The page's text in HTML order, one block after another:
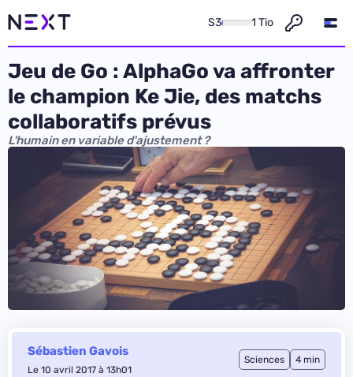
S3 1 Tio
Jeu de Go : AlphaGo va affronter
le champion Ke Jie, des matchs
collaboratifs prévus
L'humain en variable d'ajustement ?
Sébastien Gavois
Le 10 avril 2017 à 13h01
Sciences 4 min